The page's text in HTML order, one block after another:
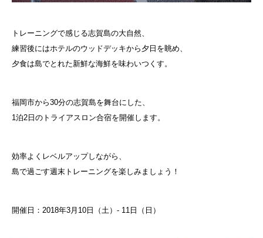
トレーニングで感じる志賀島の大自然、
練習後にはホテルのウッドデッキから夕日を眺め、
夕食は島でとれた新鮮な海鮮を味わいつくす。
福岡市から30分の志賀島を舞台にした、
1泊2日のトライアスロン合宿を開催します。
効率よくレベルアップしながら、
島で過ごす週末トレーニングを楽しみましょう！
開催日：2018年3月10日（土）- 11日（日）